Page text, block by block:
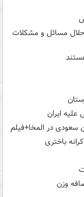
مسائل و مشکلات
سعودی در المخا+فیلم
باختری
وزن